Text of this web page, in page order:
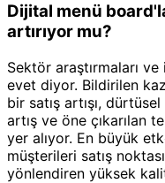
Dijital menü
artırıyor mu?
Sektör araştırmaları
evet diyor. Bildirilen
bir satış artışı,
artış ve öne çıkarılan
yer alıyor. En büyük
müşterileri satış
yönlendiren yüksek